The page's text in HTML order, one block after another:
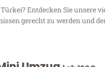
Entdecken Sie unsere
gerecht zu werden und